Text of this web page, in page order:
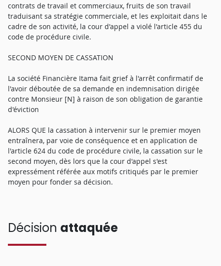
contrats de travail et commerciaux, fruits de son travail
traduisant sa stratégie commerciale, et les exploitait dans le
cadre de son activité, la cour d'appel a violé l'article 455 du
code de procédure civile.
SECOND MOYEN DE CASSATION
La société Financière Itama fait grief à l'arrêt confirmatif de
l'avoir déboutée de sa demande en indemnisation dirigée
contre Monsieur [N] à raison de son obligation de garantie
d'éviction
ALORS QUE la cassation à intervenir sur le premier moyen
entraînera, par voie de conséquence et en application de
l'article 624 du code de procédure civile, la cassation sur le
second moyen, dès lors que la cour d'appel s'est
expressément référée aux motifs critiqués par le premier
moyen pour fonder sa décision.
Décision attaquée